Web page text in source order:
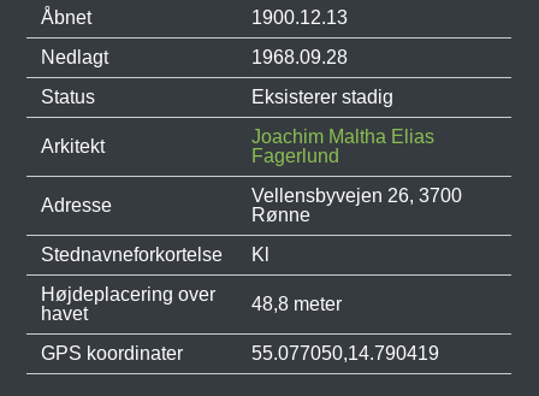
Åbnet
1900.12.13
Nedlagt
1968.09.28
Status
Eksisterer stadig
Arkitekt
Joachim Maltha Elias
Fagerlund
Adresse
Vellensbyvejen 26, 3700
Rønne
Stednavneforkortelse
Kl
Højdeplacering over
havet
48,8 meter
GPS koordinater 55.077050,14.790419